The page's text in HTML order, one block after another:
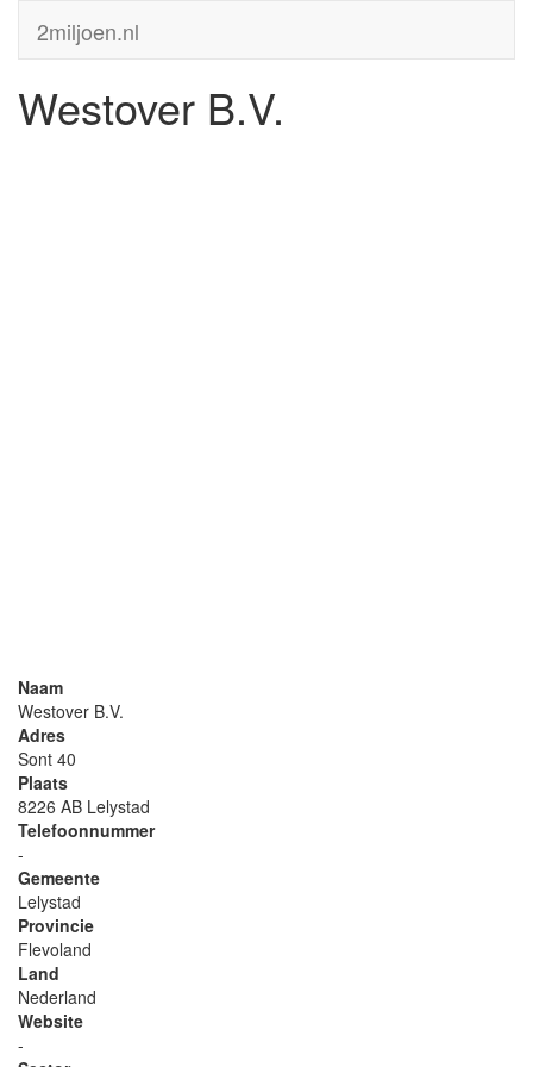
2miljoen.nl
Westover B.V.
Naam
Westover B.V.
Adres
Sont 40
Plaats
8226 AB Lelystad
Telefoonnummer
-
Gemeente
Lelystad
Provincie
Flevoland
Land
Nederland
Website
-